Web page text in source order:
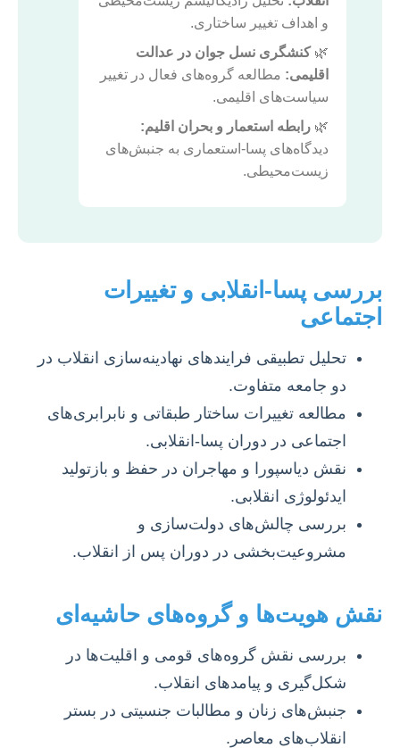
و اهداف تغییر ساختاری.
🌿کنشگری نسل جوان در عدالت
اقلیمی: مطالعه گروه‌های فعال در تغییر
سیاست‌های اقلیمی.
🌿 رابطه استعمار و بحران اقلیم:
دیدگاه‌های پسا-استعماری به جنبش‌های
زیست‌محیطی.
بررسی پسا-انقلابی و تغییرات
اجتماعی
تحلیل تطبیقی فرایندهای نهادینه‌سازی انقلاب در
دو جامعه متفاوت.
مطالعه تغییرات ساختار طبقاتی و نابرابری‌های
اجتماعی در دوران پسا-انقلابی.
نقش دیاسپورا و مهاجران در حفظ و بازتولید
ایدئولوژی انقلابی.
بررسی چالش‌های دولت‌سازی و
مشروعیت‌بخشی در دوران پس از انقلاب.
نقش هویت‌ها و گروه‌های حاشیه‌ای
بررسی نقش گروه‌های قومی و اقلیت‌ها در
شکل‌گیری و پیامدهای انقلاب.
جنبش‌های زنان و مطالبات جنسیتی در بستر
انقلاب‌های معاصر.